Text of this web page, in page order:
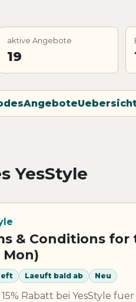
aktive Angebote
19
Angebote
YesStyle
& Conditions for
Mon)
Laeuft bald ab Neu
Rabatt bei YesStyle